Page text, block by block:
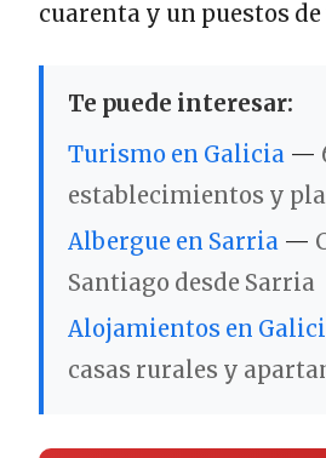
cuarenta y un puestos
Te puede interesar:
Turismo en Galicia —
establecimientos y
Albergue en Sarria —
Santiago desde Sarria
Alojamientos en
casas rurales y